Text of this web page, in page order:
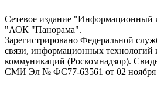
Сетевое издание "Информационный
"АОК "Панорама".
Зарегистрировано Федеральной
связи, информационных технологий
коммуникаций (Роскомнадзор).
СМИ Эл № ФС77-63561 от 02 ноября